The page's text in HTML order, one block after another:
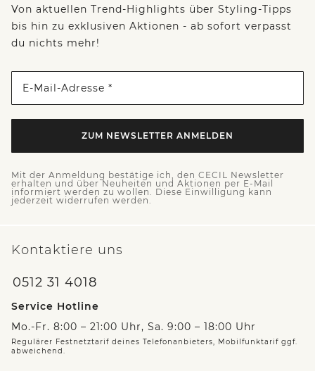
Von aktuellen Trend-Highlights über Styling-Tipps
bis hin zu exklusiven Aktionen - ab sofort verpasst
du nichts mehr!
E-Mail-Adresse *
ZUM NEWSLETTER ANMELDEN
Mit der Anmeldung bestätige ich, den CECIL Newsletter
erhalten und über Neuheiten und Aktionen per E-Mail
informiert werden zu wollen. Diese Einwilligung kann
jederzeit widerrufen werden.
Kontaktiere uns
0512 31 4018
Service Hotline
Mo.-Fr. 8:00 – 21:00 Uhr, Sa. 9:00 – 18:00 Uhr
Regulärer Festnetztarif deines Telefonanbieters, Mobilfunktarif ggf.
abweichend.